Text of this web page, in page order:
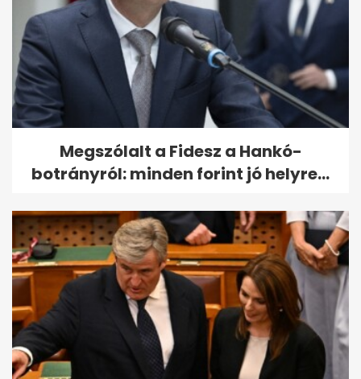
Megszólalt a Fidesz a Hankó-
botrányról: minden forint jó helyre...